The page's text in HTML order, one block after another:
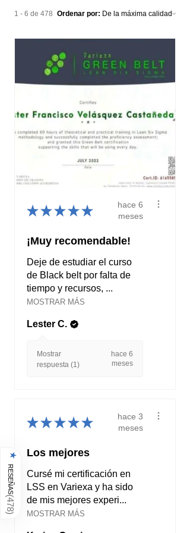
1 - 6 de 478 Ordenar por:
★ ★ ★ ★ ★
hace 6
meses
¡Muy recomendable!
Deje de estudiar el curso
de Black belt por falta de
tiempo y recursos, ...
MOSTRAR MÁS
Lester C.
Mostrar
respuesta (1)
hace 6
meses
★ ★ ★ ★ ★
hace 3
meses
Los mejores
Cursé mi certificación en
LSS en Variexa y ha sido
de mis mejores experi...
MOSTRAR MÁS
★
RESEÑAS
(
478
)